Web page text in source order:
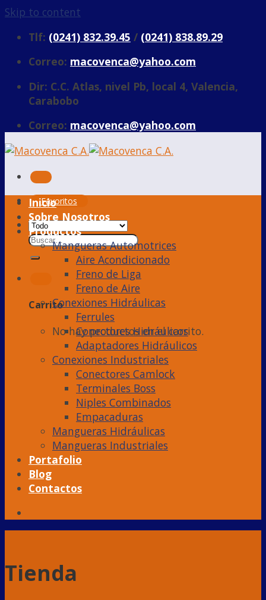
Skip to content
Tlf: (0241) 832.39.45 / (0241) 838.89.29
Correo: macovenca@yahoo.com
Dir: C.C. Atlas, nivel Pb, local 4, Valencia,
Carabobo
Correo: macovenca@yahoo.com
Favoritos
Carrito
No hay productos en el carrito.
Inicio
Sobre Nosotros
Productos
Mangueras Automotrices
Aire Acondicionado
Freno de Liga
Freno de Aire
Conexiones Hidráulicas
Ferrules
Conectores Hidráulicos
Adaptadores Hidráulicos
Conexiones Industriales
Conectores Camlock
Terminales Boss
Niples Combinados
Empacaduras
Mangueras Hidráulicas
Mangueras Industriales
Portafolio
Blog
Contactos
Tienda